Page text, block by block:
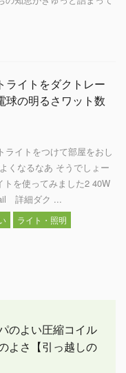
ライトをダクトレー
球の明るさワット数
ライトをつけて部屋をおし
くなるなあ そうでしょー
を使ってみました2 40W
詳細ダク ...
ライト・照明
のよい圧縮コイル
よさ【引っ越しの